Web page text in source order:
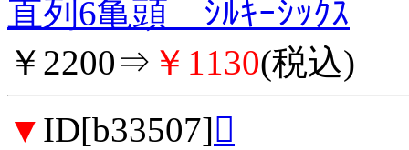
直列6亀頭 ｼﾙｷｰｼｯｸｽ
￥2200⇒ ￥1130(税込)
▼ ID[b33507]